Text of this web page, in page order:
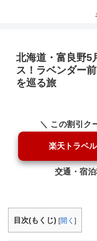
北海道・富良野5
ス！ラベンダー
を巡る旅
＼ この割引ク
楽天トラベ
交通・宿
目次(もくじ) [開く ]